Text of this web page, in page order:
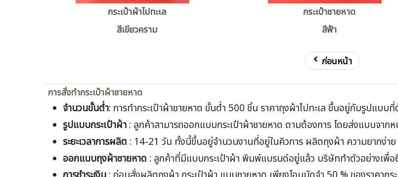
กระเป๋าผ้าไปทะเล
สีเขียวคราม
กระเป๋าชายหาด
สีฟ้า
ก่อนหน้า
การสั่งทำกระเป๋าผ้าชายหาด
จำนวนขั้นต่ำ: การทำกระเป๋าผ้าชายหาด ขั้นต่ำ 500 ชิ้น ราคาถุงผ้าไปทะเล ขึ้นอยู่กับรูปแบ
รูปแบบกระเป๋าผ้า : ลูกค้าสามารถออกแบบกระเป๋าผ้าชายหาด ตามต้องการ โดยส่งแบบจา
ระยะเวลาการผลิต : 14-21 วัน ทั้งนี้ขึ้นอยู่จำนวนงานที่อยู่ในคิวการ ผลิตถุงผ้า ความยากง่าย
ออกแบบถุงผ้าชายหาด : ลูกค้าที่มีแบบกระเป๋าผ้า พิมพ์แบรนด์อยู่แล้ว บริษัททำตัวอย่างเพื่